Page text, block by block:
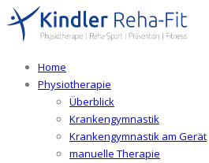
Home
Physiotherapie
Überblick
Krankengymnastik
Krankengymnastik am Gerät
manuelle Therapie